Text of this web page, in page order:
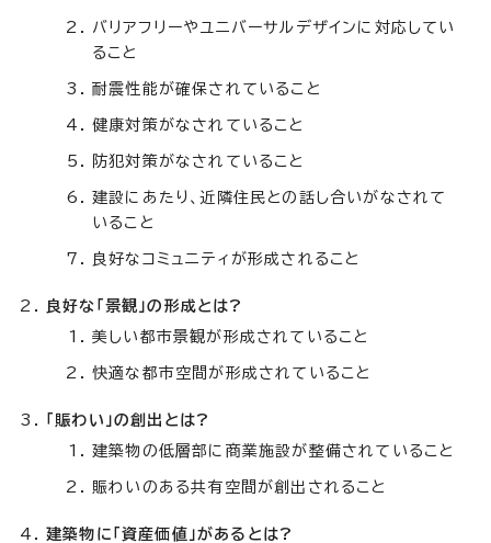
バリアフリーやユニバーサルデザインに対応してい
ること
耐震性能が確保されていること
健康対策がなされていること
防犯対策がなされていること
建設にあたり、近隣住民との話し合いがなされて
いること
良好なコミュニティが形成されること
良好な「景観」の形成とは?
美しい都市景観が形成されていること
快適な都市空間が形成されていること
「賑わい」の創出とは?
建築物の低層部に商業施設が整備されていること
賑わいのある共有空間が創出されること
建築物に「資産価値」があるとは?